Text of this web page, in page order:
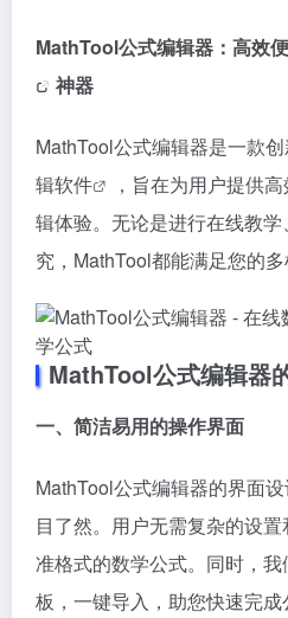
MathTool公式编辑器：高效
神器
MathTool公式编辑器是一款
辑软件
，旨在为用户提供
辑体验。无论是进行在线教
究，MathTool都能满足您的多
MathTool公式编辑器
一、简洁易用的操作界面
MathTool公式编辑器的界面
目了然。用户无需复杂的设
准格式的数学公式。同时，
板，一键导入，助您快速完成